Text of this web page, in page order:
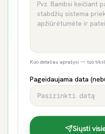
Kuo detaliau aprašysi — tuo
Pageidaujama data
Pasirinkti datą
Siųsti